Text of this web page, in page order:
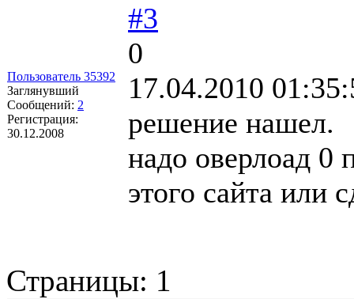
Пользователь 35392
Заглянувший
Сообщений: 2
Регистрация:
30.12.2008
#3
0
17.04.2010
решение нашел.
надо оверлоад 0
этого сайта или
Страницы: 1